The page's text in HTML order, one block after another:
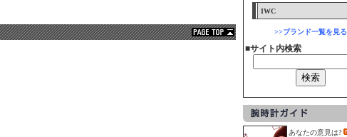
IWC
>>ブランド一覧を見る
■サイト内検索
あなたの意見は?